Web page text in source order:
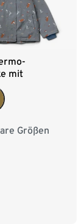
mit
Größen
86/92